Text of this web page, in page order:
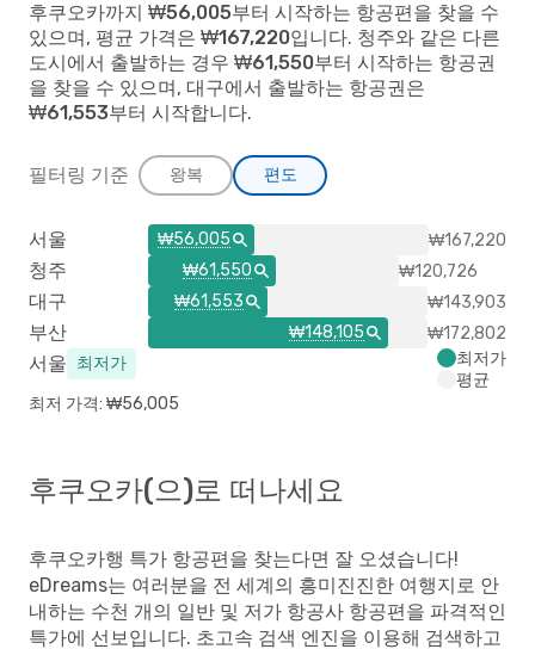
후쿠오카까지 ₩56,005부터 시작하는 항공편을 찾을 수
있으며, 평균 가격은 ₩167,220입니다. 청주와 같은 다른
도시에서 출발하는 경우 ₩61,550부터 시작하는 항공권
을 찾을 수 있으며, 대구에서 출발하는 항공권은
₩61,553부터 시작합니다.
필터링 기준 왕복 편도
서울
청주
대구
부산
₩56,005
₩167,220
₩61,550
₩120,726
₩61,553
₩143,903
₩148,105
₩172,802
서울 최저가
최저 가격: ₩56,005
최저가
평균
후쿠오카(으)로 떠나세요
후쿠오카행 특가 항공편을 찾는다면 잘 오셨습니다!
eDreams는 여러분을 전 세계의 흥미진진한 여행지로 안
내하는 수천 개의 일반 및 저가 항공사 항공편을 파격적인
특가에 선보입니다. 초고속 검색 엔진을 이용해 검색하고